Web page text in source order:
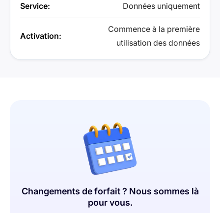
Service: Données uniquement
Activation:
Commence à la première
utilisation des données
Changements de forfait ? Nous sommes là
pour vous.